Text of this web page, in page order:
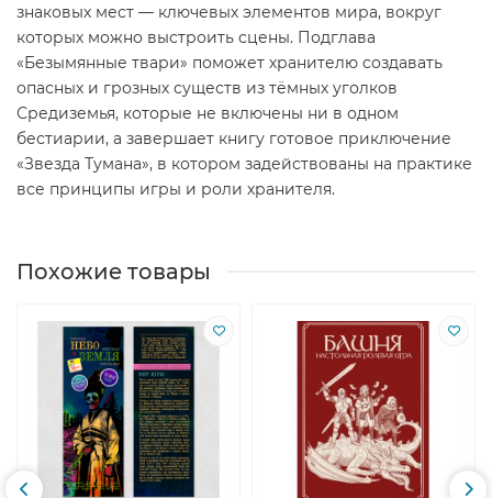
знаковых мест — ключевых элементов мира, вокруг
которых можно выстроить сцены. Подглава
«Безымянные твари» поможет хранителю создавать
опасных и грозных существ из тёмных уголков
Средиземья, которые не включены ни в одном
бестиарии, а завершает книгу готовое приключение
«Звезда Тумана», в котором задействованы на практике
все принципы игры и роли хранителя.
Похожие товары